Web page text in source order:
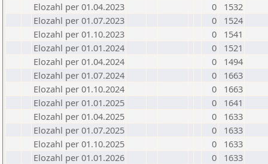
Elozahl per 01.04.2023
0
1532
Elozahl per 01.07.2023
0
1524
Elozahl per 01.10.2023
0
1541
Elozahl per 01.01.2024
0
1521
Elozahl per 01.04.2024
0
1494
Elozahl per 01.07.2024
0
1663
Elozahl per 01.10.2024
0
1663
Elozahl per 01.01.2025
0
1641
Elozahl per 01.04.2025
0
1633
Elozahl per 01.07.2025
0
1633
Elozahl per 01.10.2025
0
1633
Elozahl per 01.01.2026
0
1633